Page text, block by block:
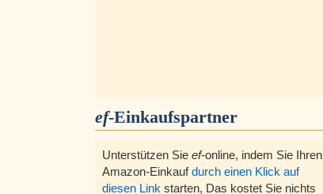
ef-Einkaufspartner
Unterstützen Sie ef-online, indem Sie Ihren
Amazon-Einkaufdurch einen Klick auf
diesen Link starten, Das kostet Sie nichts